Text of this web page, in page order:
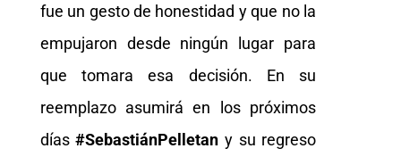
fue un gesto de honestidad y que no la
empujaron desde ningún lugar para
que tomara esa decisión. En su
reemplazo asumirá en los próximos
días#SebastiánPelletan y su regreso